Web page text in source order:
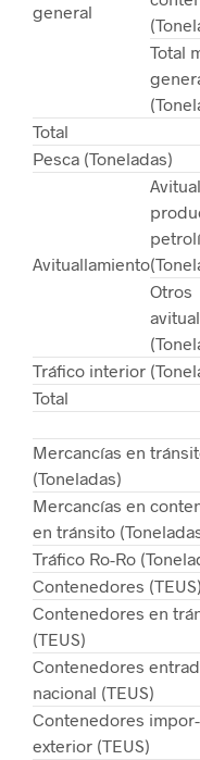
general
Total
Total
Pesca (Toneladas)
Avituallamiento
Otros
Tráfico interior
Total
Mercancías en
(Toneladas)
Mercancías en
en tránsito
Tráfico Ro-Ro
Contenedores (TEUS)
Contenedores en
(TEUS)
Contenedores
nacional (TEUS)
Contenedores
exterior (TEUS)